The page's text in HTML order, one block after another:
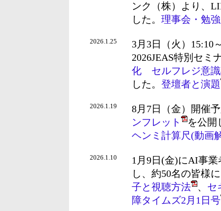
ンク（株）より、
した。 理事会・勉
2026.1.25
3月3日（火）15:10
2026JEAS特別セミ
化 セルフレジ意識
した。 登壇者と演題
2026.1.19
8月7日（金）開催
ンフレット
を公開
ヘンミ計算尺(動画
2026.1.10
1月9日(金)にAI事
し、約50名の皆様
子と視聴方法
、 セ
障タイムズ2月1日号